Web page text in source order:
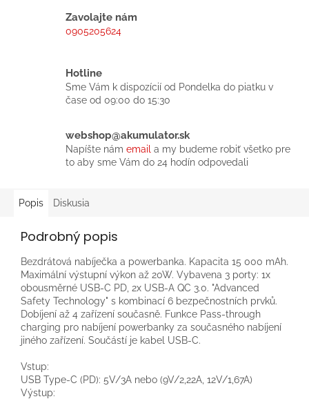
Zavolajte nám
0905205624
Hotline
Sme Vám k dispozícií od Pondelka do piatku v
čase od 09:00 do 15:30
webshop@akumulator.sk
Napíšte nám email a my budeme robiť všetko pre
to aby sme Vám do 24 hodín odpovedali
Popis Diskusia
Podrobný popis
Bezdrátová nabíječka a powerbanka. Kapacita 15 000 mAh.
Maximální výstupní výkon až 20W. Vybavena 3 porty: 1x
obousměrné USB-C PD, 2x USB-A QC 3.0. "Advanced
Safety Technology" s kombinací 6 bezpečnostních prvků.
Dobíjení až 4 zařízení současně. Funkce Pass-through
charging pro nabíjení powerbanky za současného nabíjení
jiného zařízení. Součástí je kabel USB-C.
Vstup:
USB Type-C (PD): 5V/3A nebo (9V/2,22A, 12V/1,67A)
Výstup: